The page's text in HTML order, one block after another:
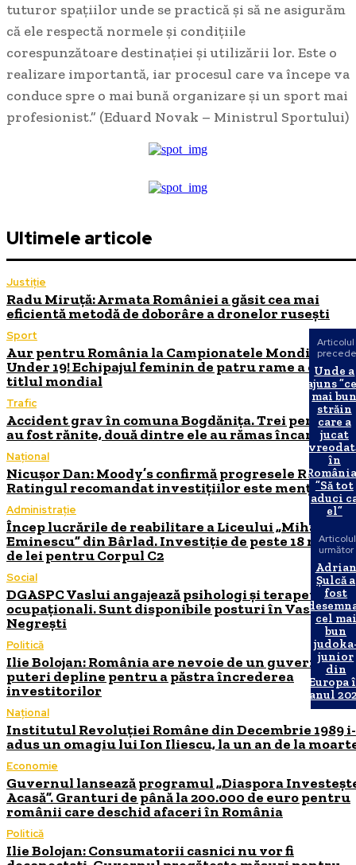
tuturor spațiilor unde se practică și să ne asigurăm
că ele respectă normele și condițiile
corespunzătoare destinației și utilizării lor. Este o
realizare importantă, iar procesul care va începe va
conduce spre o mai bună organizare și un sport mai
profesionist.” (Eduard Novak – Ministrul Sportului)
Ultimele articole
Justiție
Radu Miruță: Armata României a găsit cea mai
eficientă metodă de doborâre a dronelor rusești
Sport
Aur pentru România la Campionatele Mondiale
Under 19! Echipajul feminin de patru rame a
titlul mondial
Trafic
Accident grav în comuna Bogdănița. Trei persoane
au fost rănite, două dintre ele au rămas încarcerate
Național
Nicușor Dan: Moody’s confirmă progresele
Ratingul recomandat investițiilor este menținut
Administrație
Încep lucrările de reabilitare a Liceului „Mihai
Eminescu” din Bârlad. Investiție de peste 18
de lei pentru Corpul C2
Social
DGASPC Vaslui angajează psihologi și terapeuți
ocupaționali. Sunt disponibile posturi în Vaslui și
Negrești
Politică
Ilie Bolojan: România are nevoie de un guvern cu
puteri depline pentru a păstra încrederea
investitorilor
Național
Institutul Revoluției Române din Decembrie 1989
adus un omagiu lui Ion Iliescu, la un an de la
Economie
Guvernul lansează programul „Diaspora
Acasă”. Granturi de până la 200.000 de euro pentru
românii care deschid afaceri în România
Politică
Ilie Bolojan: Consumatorii casnici nu vor fi
Articolul
Unde a
ajuns
mai
străin
care a
jucat
în
”Să tot
aduci
el”
Articolul
următor
Adrian
Șulcă a
fost
cel mai
bun
junior
din
Europa
anul